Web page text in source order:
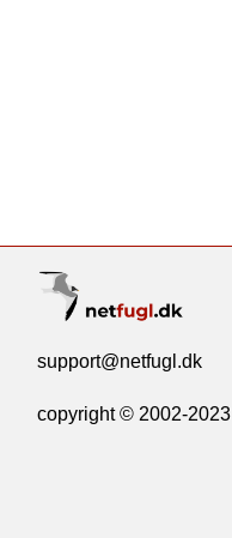
support@netfugl.dk
copyright © 2002-2023